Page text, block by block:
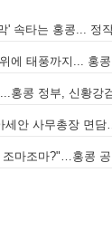
에 태풍까지... 홍